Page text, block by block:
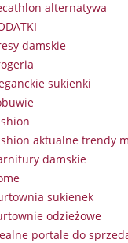
alternatywa
damskie
sukienki
aktualne trendy
damskie
sukienek
odzieżowe
portale do